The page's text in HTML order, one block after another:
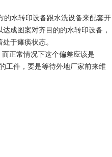
水转印设备跟水洗设备来配套开
成图案对齐目的的水转印设备，
于瘫痪状态。
正常情况下这个偏差应该是
工件，要是等待外地厂家前来维